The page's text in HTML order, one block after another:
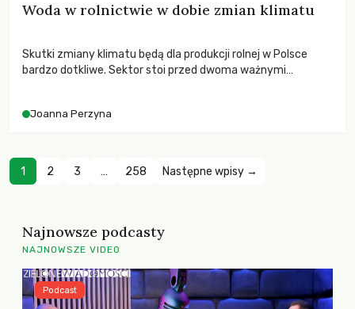
Woda w rolnictwie w dobie zmian klimatu
Skutki zmiany klimatu będą dla produkcji rolnej w Polsce
bardzo dotkliwe. Sektor stoi przed dwoma ważnymi
zachodzących zmian klimatycznych. Wymagać to będzie
Joanna Perzyna
1 2 3 … 258 Następne wpisy →
Najnowsze podcasty
NAJNOWSZE VIDEO
Podcast